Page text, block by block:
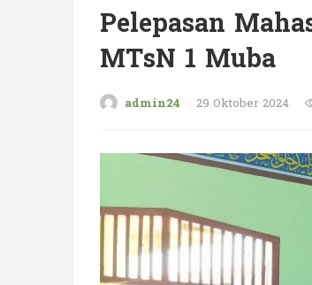
Pelepasan
MTsN 1 Muba
admin24 29 Oktober 2024